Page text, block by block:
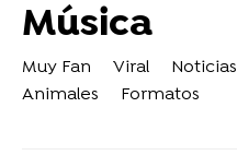
Música
Muy Fan Viral Noticias
Animales
Formatos